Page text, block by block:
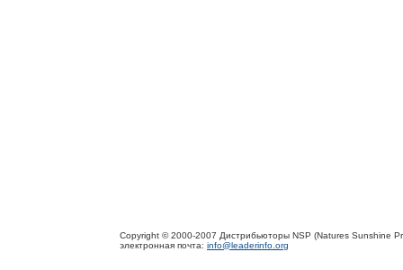
Copyright © 2000-2007 Дистрибьюторы NSP (Natures Sunshine
электронная почта: info@leaderinfo.org